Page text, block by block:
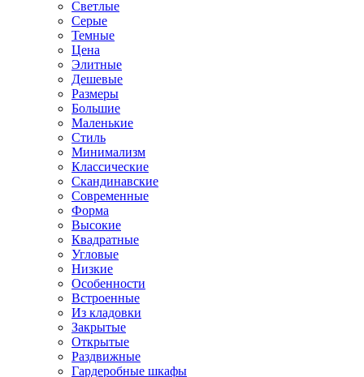
Светлые
Серые
Темные
Цена
Элитные
Дешевые
Размеры
Большие
Маленькие
Стиль
Минимализм
Классические
Скандинавские
Современные
Форма
Высокие
Квадратные
Угловые
Низкие
Особенности
Встроенные
Из кладовки
Закрытые
Открытые
Раздвижные
Гардеробные шкафы